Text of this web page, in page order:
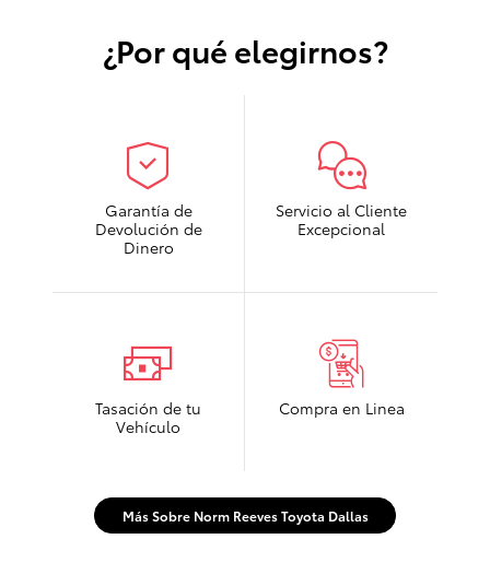
¿Por qué elegirnos?
Garantía de
Devolución de
Dinero
Servicio al Cliente
Excepcional
Tasación de tu
Vehículo
Compra en Linea
Más Sobre Norm Reeves Toyota Dallas